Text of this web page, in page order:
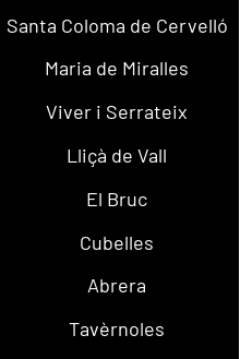
Santa Coloma de Cervelló
Maria de Miralles
Viver i Serrateix
Lliçà de Vall
El Bruc
Cubelles
Abrera
Tavèrnoles